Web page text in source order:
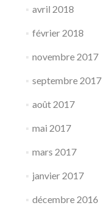
avril 2018
février 2018
novembre 2017
septembre 2017
août 2017
mai 2017
mars 2017
janvier 2017
décembre 2016